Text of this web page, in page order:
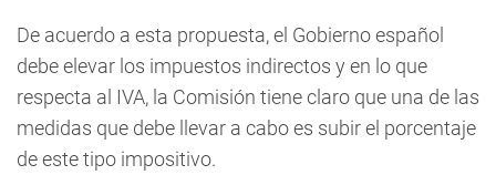
De acuerdo a esta propuesta, el Gobierno español
debe elevar los impuestos indirectos y en lo que
respecta al IVA, la Comisión tiene claro que una de las
medidas que debe llevar a cabo es subir el porcentaje
de este tipo impositivo.